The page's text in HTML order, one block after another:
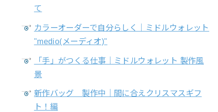
て
カラーオーダーで自分らしく｜ミドルウォレット
"medio(メーディオ)"
「手」がつくる仕事｜ミドルウォレット 製作風
景
新作バッグ 製作中｜間に合えクリスマスギフ
ト！編